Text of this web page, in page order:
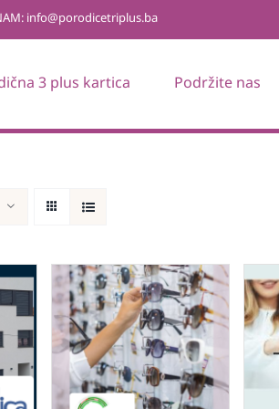
info@porodicetriplus.ba
3 plus kartica Podržite nas